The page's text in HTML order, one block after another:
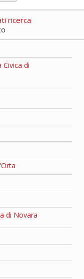
ricerca
di
di Novara